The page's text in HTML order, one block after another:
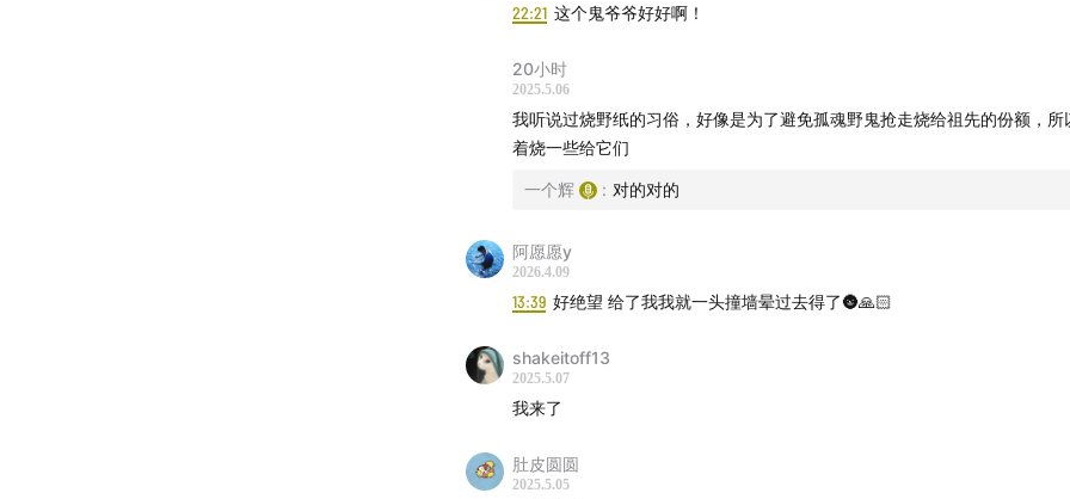
22:21 这个鬼爷爷好好啊！
20小时
2025.5.06
我听说过烧野纸的习俗，好像是为了避免孤魂野鬼抢走烧给祖先的份额，所
着烧一些给它们
一个辉 : 对的对的
阿愿愿y
2026.4.09
13:39 好绝望 给了我我就一头撞墙晕过去得了🌚🙏🏻
shakeitoff13
2025.5.07
我来了
肚皮圆圆
2025.5.05